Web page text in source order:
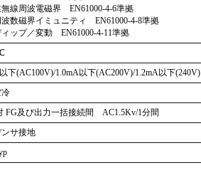
線周波電磁界 EN61000-4-6準拠
波数磁界イミュニティ EN61000-4-8準拠
ィップ／変動 EN61000-4-11準拠
下(AC100V)/1.0mA以下(AC200V)/1.2mA以下(240V)
FG及び出力一括接続間 AC1.5Kv/1分間
サ接地